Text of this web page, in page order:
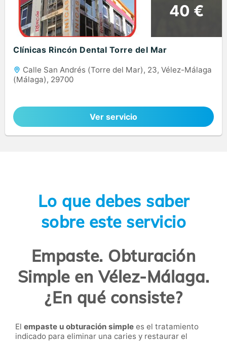
40 €
Clínicas Rincón Dental Torre del Mar
Calle San Andrés (Torre del Mar), 23, Vélez-Málaga
(Málaga), 29700
Ver servicio
Lo que debes saber
sobre este servicio
Empaste. Obturación
Simple en Vélez-Málaga.
¿En qué consiste?
El empaste u obturación simple es el tratamiento
indicado para eliminar una caries y restaurar el